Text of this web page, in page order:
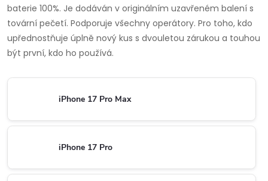
baterie 100%. Je dodáván v originálním uzavřeném balení s
tovární pečetí. Podporuje všechny operátory. Pro toho, kdo
upřednostňuje úplně nový kus s dvouletou zárukou a touhou
být první, kdo ho používá.
iPhone 17 Pro Max
iPhone 17 Pro